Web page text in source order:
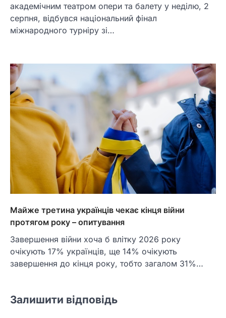
академічним театром опери та балету у неділю, 2
серпня, відбувся національний фінал
міжнародного турніру зі…
Майже третина українців чекає кінця війни
протягом року – опитування
Завершення війни хоча б влітку 2026 року
очікують 17% українців, ще 14% очікують
завершення до кінця року, тобто загалом 31%…
Залишити відповідь